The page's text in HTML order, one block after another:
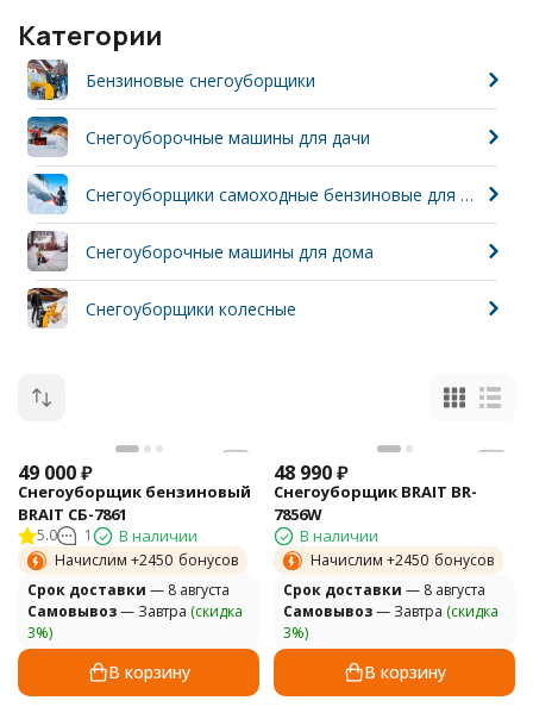
и ответить на любые ваши запросы.
Категории
Бензиновые снегоуборщики
Снегоуборочные машины для дачи
Cнегоуборщики самоходные бензиновые для дачи
Снегоуборочные машины для дома
Снегоуборщики колесные
49 000₽
Снегоуборщик бензиновый
BRAIT СБ-7861
5.0 1 В наличии
Начислим +2450 бонусов
Cрок доставки — 8 августа
Самовывоз— Завтра (скидка
3%)
В корзину
48 990₽
Снегоуборщик BRAIT BR-
7856W
В наличии
Начислим +2450 бонусов
Cрок доставки — 8 августа
Самовывоз— Завтра (скидка
3%)
В корзину